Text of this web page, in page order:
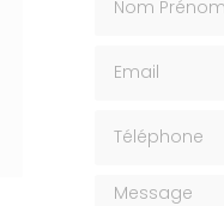
Message